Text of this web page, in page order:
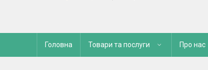
Головна Товари та послуги Про нас